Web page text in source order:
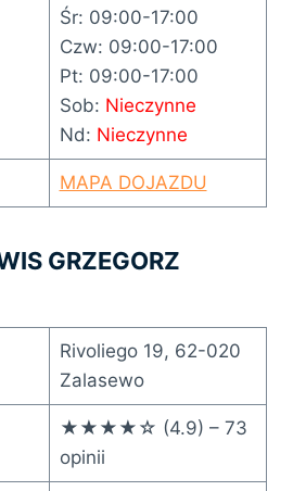
Śr: 09:00-17:00
Czw: 09:00-17:00
Pt: 09:00-17:00
Sob: Nieczynne
Nd: Nieczynne
MAPA DOJAZDU
GRZEGORZ
Rivoliego 19, 62-020
Zalasewo
★★★★☆ (4.9) – 73
opinii